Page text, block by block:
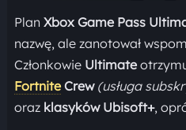
Plan Xbox Game Pass
nazwę, ale zanotował
Członkowie Ultimate
FortniteCrew (usługa
oraz klasyków Ubisoft+,